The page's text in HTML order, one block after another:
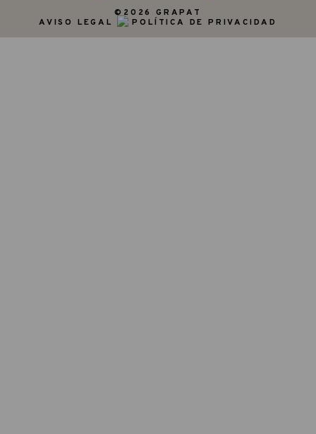
©2026 GRAPAT
AVISO LEGAL
POLÍTICA DE PRIVACIDAD